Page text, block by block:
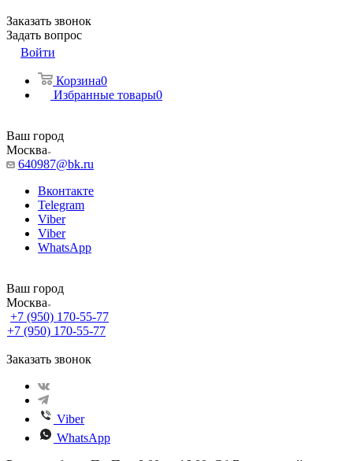
Заказать звонок
Задать вопрос
Войти
Корзина0
Избранные товары0
Ваш город
Москва
640987@bk.ru
Вконтакте
Telegram
Viber
Viber
WhatsApp
Ваш город
Москва
+7 (950) 170-55-77
+7 (950) 170-55-77
Заказать звонок
Viber
WhatsApp